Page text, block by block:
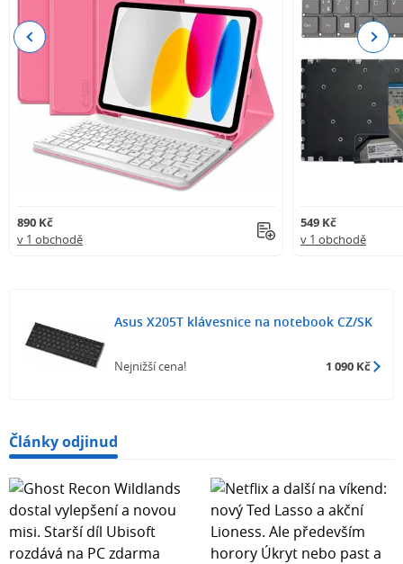
890 Kč
v 1 obchodě
549 Kč
v 1 obchodě
Previous Next
Asus X205T klávesnice na notebook CZ/SK
Nejnižší cena! 1 090 Kč
Články odjinud